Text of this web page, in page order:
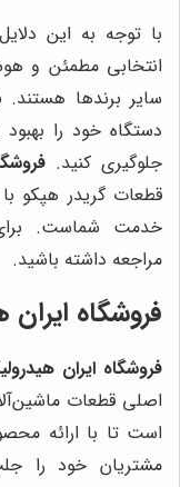
با توجه به این
انتخابی مطمئن و
سایر برندها هستند.
دستگاه خود را
جلوگیری کنید.
قطعات گریدر هپکو
خدمت شماست.
مراجعه داشته باشید.
فروشگاه
فروشگاه ایران
اصلی قطعات
است تا با ارائه
مشتریان خود را